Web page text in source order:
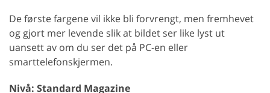
De første fargene vil ikke bli forvrengt, men fremhevet
og gjort mer levende slik at bildet ser like lyst ut
uansett av om du ser det på PC-en eller
smarttelefonskjermen.
Nivå: Standard Magazine